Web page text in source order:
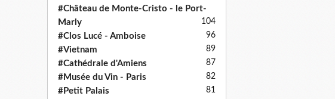
#Château de Monte-Cristo - le Port-
Marly
104
#Clos Lucé - Amboise 96
#Vietnam 89
#Cathédrale d'Amiens 87
#Musée du Vin - Paris 82
#Petit Palais 81